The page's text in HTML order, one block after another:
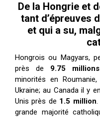
De la Hongrie et
tant d’épreuves
et qui a su,
Hongrois ou Magyars,
près de 9.75 millions
minorités en
Ukraine; au Canada il y
Unis près de 1.5 million.
grande majorité